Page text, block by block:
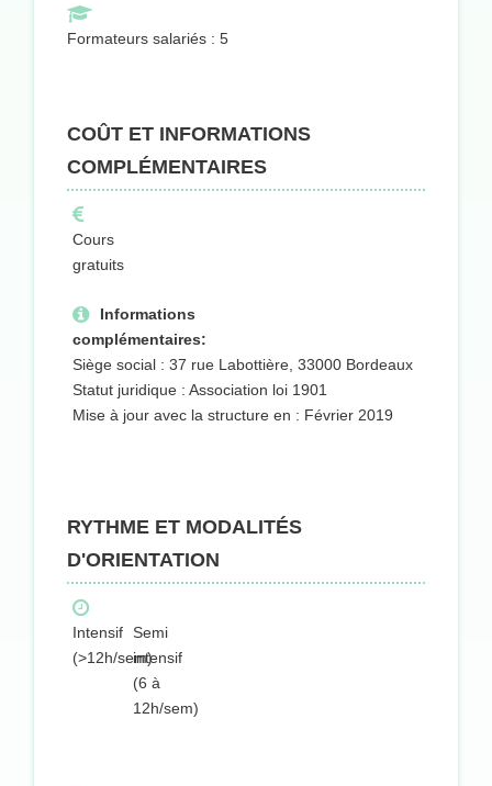
Formateurs salariés : 5
COÛT ET INFORMATIONS
COMPLÉMENTAIRES
Cours
gratuits
Informations
complémentaires:
Siège social : 37 rue Labottière, 33000 Bordeaux
Statut juridique : Association loi 1901
Mise à jour avec la structure en : Février 2019
RYTHME ET MODALITÉS
D'ORIENTATION
Intensif
(>12h/sem)
Semi
intensif
(6 à
12h/sem)